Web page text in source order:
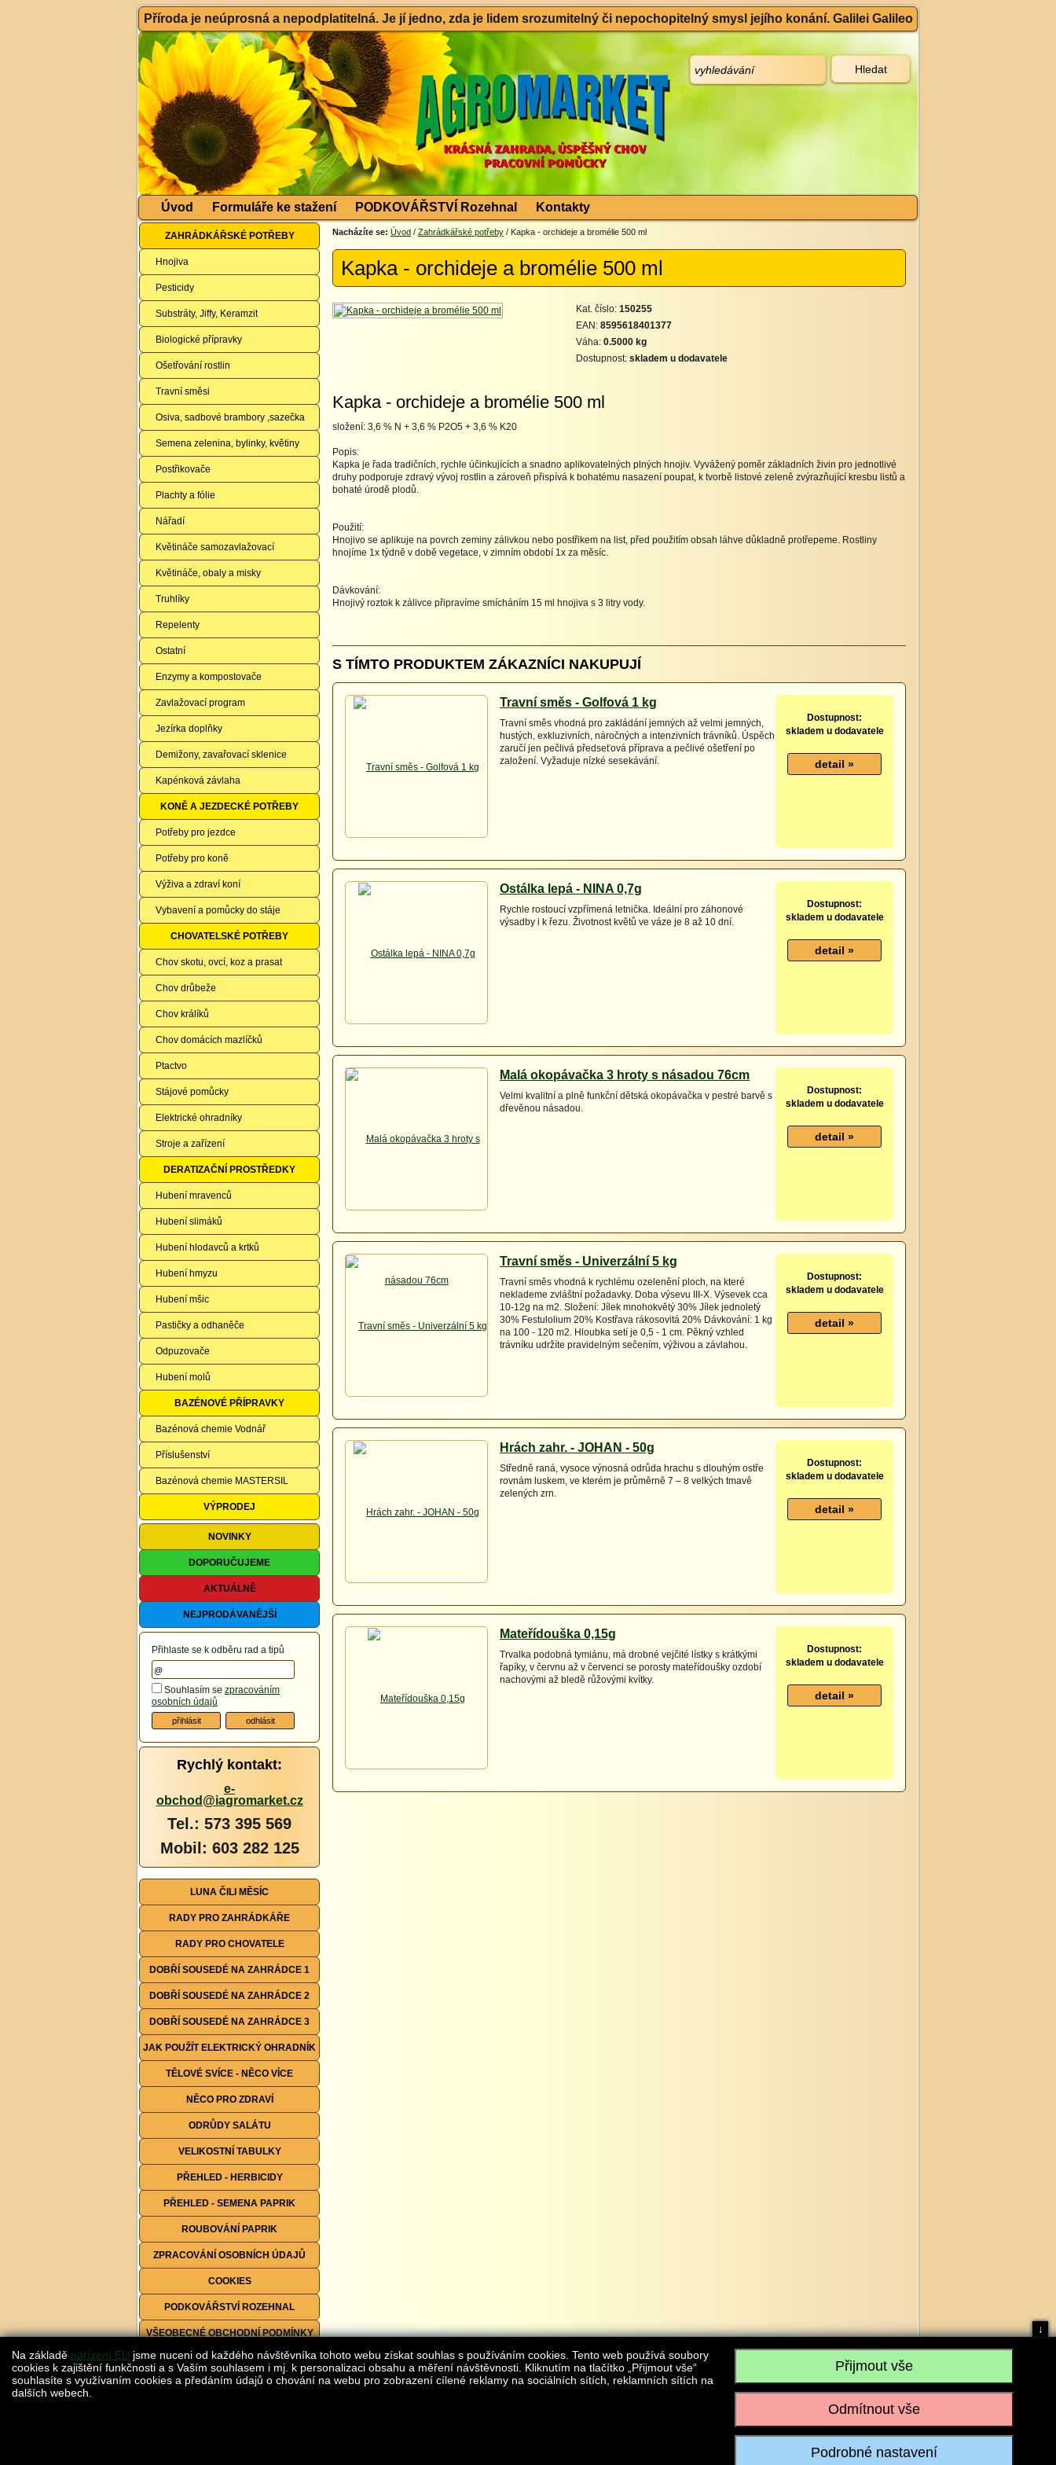
Příroda je neúprosná a nepodplatitelná. Je jí jedno, zda je lidem srozumitelný či nepochopitelný smysl jejího konání. Galilei Galileo
Úvod Formuláře ke stažení PODKOVÁŘSTVÍ Rozehnal Kontakty
ZAHRÁDKÁŘSKÉ POTŘEBY
Hnojiva
Pesticidy
Substráty, Jiffy, Keramzit
Biologické přípravky
Ošetřování rostlin
Travní směsi
Osiva, sadbové brambory ,sazečka
Semena zelenina, bylinky, květiny
Postřikovače
Plachty a fólie
Nářadí
Květináče samozavlažovací
Květináče, obaly a misky
Truhlíky
Repelenty
Ostatní
Enzymy a kompostovače
Zavlažovací program
Jezírka doplňky
Demižony, zavařovací sklenice
Kapénková závlaha
KONĚ A JEZDECKÉ POTŘEBY
Potřeby pro jezdce
Potřeby pro koně
Výživa a zdraví koní
Vybavení a pomůcky do stáje
CHOVATELSKÉ POTŘEBY
Chov skotu, ovcí, koz a prasat
Chov drůbeže
Chov králíků
Chov domácích mazlíčků
Ptactvo
Stájové pomůcky
Elektrické ohradníky
Stroje a zařízení
DERATIZAČNÍ PROSTŘEDKY
Hubení mravenců
Hubení slimáků
Hubení hlodavců a krtků
Hubení hmyzu
Hubení mšic
Pastičky a odhaněče
Odpuzovače
Hubení molů
BAZÉNOVÉ PŘÍPRAVKY
Bazénová chemie Vodnář
Příslušenství
Bazénová chemie MASTERSIL
VÝPRODEJ
NOVINKY
DOPORUČUJEME
AKTUÁLNĚ
NEJPRODÁVANĚJŠÍ
Přihlaste se k odběru rad a tipů
Souhlasím se zpracováním
osobních údajů
Rychlý kontakt:
e-
obchod@iagromarket.cz
Tel.: 573 395 569
Mobil: 603 282 125
LUNA ČILI MĚSÍC
RADY PRO ZAHRÁDKÁŘE
RADY PRO CHOVATELE
DOBŘÍ SOUSEDÉ NA ZAHRÁDCE 1
DOBŘÍ SOUSEDÉ NA ZAHRÁDCE 2
DOBŘÍ SOUSEDÉ NA ZAHRÁDCE 3
JAK POUŽÍT ELEKTRICKÝ OHRADNÍK
TĚLOVÉ SVÍCE - NĚCO VÍCE
NĚCO PRO ZDRAVÍ
ODRŮDY SALÁTU
VELIKOSTNÍ TABULKY
PŘEHLED - HERBICIDY
PŘEHLED - SEMENA PAPRIK
ROUBOVÁNÍ PAPRIK
ZPRACOVÁNÍ OSOBNÍCH ÚDAJŮ
COOKIES
PODKOVÁŘSTVÍ ROZEHNAL
VŠEOBECNÉ OBCHODNÍ PODMÍNKY
FORMULÁŘE KE STAŽENÍ
Nacházíte se: Úvod / Zahrádkářské potřeby / Kapka - orchideje a bromélie 500 ml
Kapka - orchideje a bromélie 500 ml
Kat. číslo: 150255
EAN: 8595618401377
Váha: 0.5000 kg
Dostupnost: skladem u dodavatele
Kapka - orchideje a bromélie 500 ml
složení: 3,6 % N + 3,6 % P2O5 + 3,6 % K20
Popis:
Kapka je řada tradičních, rychle účinkujících a snadno aplikovatelných plných hnojiv. Vyvážený poměr základních živin pro jednotlivé
druhy podporuje zdravý vývoj rostlin a zároveň přispívá k bohatému nasazení poupat, k tvorbě listové zeleně zvýrazňující kresbu listů a
bohaté úrodě plodů.
Použití:
Hnojivo se aplikuje na povrch zeminy zálivkou nebo postřikem na list, před použitím obsah láhve důkladně protřepeme. Rostliny
hnojíme 1x týdně v době vegetace, v zimním období 1x za měsíc.
Dávkování:
Hnojivý roztok k zálivce připravíme smícháním 15 ml hnojiva s 3 litry vody.
S TÍMTO PRODUKTEM ZÁKAZNÍCI NAKUPUJÍ
Travní směs - Golfová 1 kg
Travní směs vhodná pro zakládání jemných až velmi jemných,
hustých, exkluzivních, náročných a intenzivních trávníků. Úspěch
zaručí jen pečlivá předseťová příprava a pečlivé ošetření po
založení. Vyžaduje nízké sesekávání.
Dostupnost:
skladem u dodavatele
Ostálka lepá - NINA 0,7g
Rychle rostoucí vzpřímená letnička. Ideální pro záhonové
výsadby i k řezu. Životnost květů ve váze je 8 až 10 dní.
Dostupnost:
skladem u dodavatele
Malá okopávačka 3 hroty s násadou 76cm
Velmi kvalitní a plně funkční dětská okopávačka v pestré barvě s
dřevěnou násadou.
Dostupnost:
skladem u dodavatele
Travní směs - Univerzální 5 kg
Travní směs vhodná k rychlému ozelenění ploch, na které
neklademe zvláštní požadavky. Doba výsevu III-X. Výsevek cca
10-12g na m2. Složení: Jílek mnohokvětý 30% Jílek jednoletý
30% Festulolium 20% Kostřava rákosovitá 20% Dávkování: 1 kg
na 100 - 120 m2. Hloubka setí je 0,5 - 1 cm. Pěkný vzhled
trávníku udržíte pravidelným sečením, výživou a závlahou.
Dostupnost:
skladem u dodavatele
Hrách zahr. - JOHAN - 50g
Středně raná, vysoce výnosná odrůda hrachu s dlouhým ostře
rovnám luskem, ve kterém je průměrně 7 – 8 velkých tmavě
zelených zrn.
Dostupnost:
skladem u dodavatele
Mateřídouška 0,15g
Trvalka podobná tymiánu, má drobné vejčité lístky s krátkými
řapíky, v červnu až v červenci se porosty mateřídoušky ozdobí
nachovými až bledě růžovými kvítky.
Dostupnost:
skladem u dodavatele
je AGROMARKET IRSI s.r.o., IČO: 28304845, se sídlem č.p. 17, 768 75 Loukov
Realizace:w-software.com
Na základě nařízení EU jsme nuceni od každého návštěvníka tohoto webu získat souhlas s používáním cookies. Tento web používá soubory
cookies k zajištění funkčnosti a s Vaším souhlasem i mj. k personalizaci obsahu a měření návštěvnosti. Kliknutím na tlačítko „Přijmout vše“
souhlasíte s využívaním cookies a předáním údajů o chování na webu pro zobrazení cílené reklamy na sociálních sítích, reklamních sítích na
dalších webech.
↓